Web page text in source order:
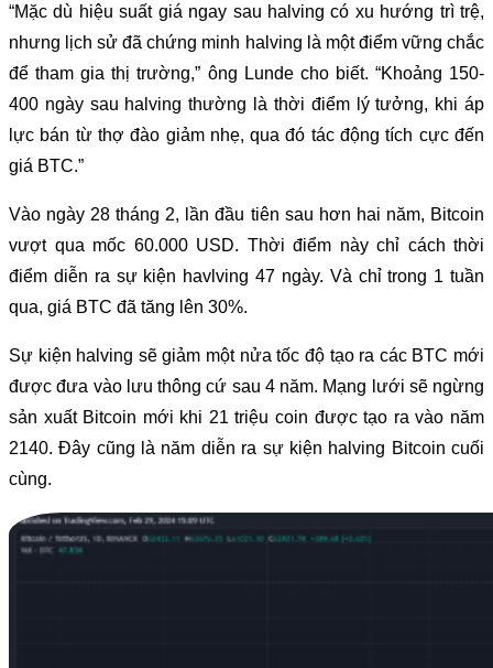
“Mặc dù hiệu suất giá ngay sau halving có xu hướng trì trệ,
nhưng lịch sử đã chứng minh halving là một điểm vững chắc
để tham gia thị trường,” ông Lunde cho biết. “Khoảng 150-
400 ngày sau halving thường là thời điểm lý tưởng, khi áp
lực bán từ thợ đào giảm nhẹ, qua đó tác động tích cực đến
giá BTC.”
Vào ngày 28 tháng 2, lần đầu tiên sau hơn hai năm, Bitcoin
vượt qua mốc 60.000 USD. Thời điểm này chỉ cách thời
điểm diễn ra sự kiện havlving 47 ngày. Và chỉ trong 1 tuần
qua, giá BTC đã tăng lên 30%.
Sự kiện halving sẽ giảm một nửa tốc độ tạo ra các BTC mới
được đưa vào lưu thông cứ sau 4 năm. Mạng lưới sẽ ngừng
sản xuất Bitcoin mới khi 21 triệu coin được tạo ra vào năm
2140. Đây cũng là năm diễn ra sự kiện halving Bitcoin cuối
cùng.